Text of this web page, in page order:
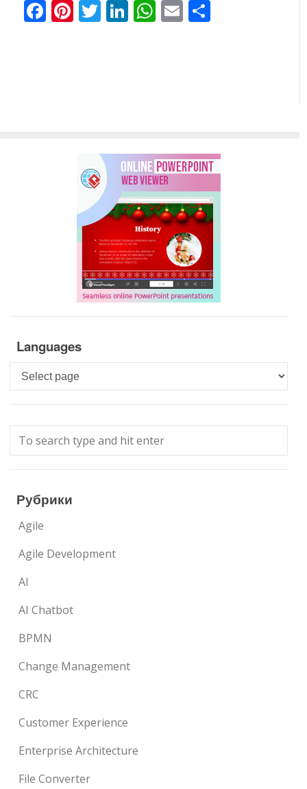
Facebook
Pinterest
Twitter
LinkedIn
WhatsApp
Email
Languages
Languages
Рубрики
Agile
Agile Development
AI
AI Chatbot
BPMN
Change Management
CRC
Customer Experience
Enterprise Architecture
File Converter